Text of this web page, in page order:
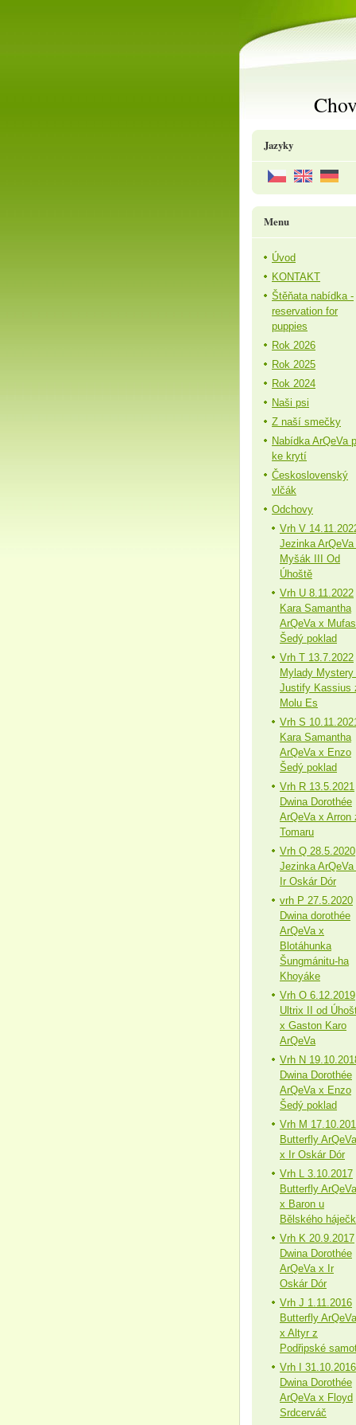
Jazyky
Menu
Úvod
KONTAKT
Štěňata nabídka -
reservation for
puppies
Rok 2026
Rok 2025
Rok 2024
Naši psi
Z naší smečky
Nabídka ArQeVa
ke krytí
Československý
vlčák
Odchovy
Vrh V
Jezinka ArQeVa
Myšák III Od
Úhoště
Vrh U 8.11.2022
Kara Samantha
ArQeVa x
Šedý poklad
Vrh T 13.7.2022
Mylady Mystery
Justify Kassius
Molu Es
Vrh S
Kara Samantha
ArQeVa x Enzo
Šedý poklad
Vrh R 13.5.2021
Dwina Dorothée
ArQeVa x Arron
Tomaru
Vrh Q 28.5.2020
Jezinka ArQeVa
Ir Oskár Dór
vrh P 27.5.2020
Dwina dorothée
ArQeVa x
Blotáhunka
Šungmánitu-ha
Khoyáke
Vrh O 6.12.2019
Ultrix II od
x Gaston Karo
ArQeVa
Vrh N
Dwina Dorothée
ArQeVa x Enzo
Šedý poklad
Vrh M
Butterfly ArQeVa
x Ir Oskár Dór
Vrh L 3.10.2017
Butterfly ArQeVa
x Baron u
Bělského
Vrh K 20.9.2017
Dwina Dorothée
ArQeVa x Ir
Oskár Dór
Vrh J 1.11.2016
Butterfly ArQeVa
x Altyr z
Podřipské
Vrh I 31.10.2016
Dwina Dorothée
ArQeVa x Floyd
Srdcerváč